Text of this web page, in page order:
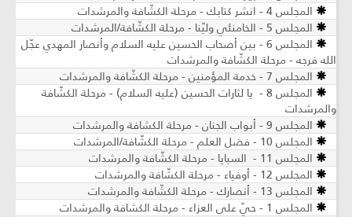
المجلس 4 - انشر كتابك - مرحلة الكشّافة والمرشدات
المجلس 5 - الخامنئي وليّنا - مرحلة الكشّافة/المرشدات
المجلس 6 - بين أصحاب الحسين عليه السلام وأنصار المهدي عجّل
الله فرجه - مرحلة الكشّافة والمرشدات
المجلس 7 - خدمة المؤمنين - مرحلة الكشّافة والمرشدات
المجلس 8 - يا لثارات الحسين (عليه السلام) - مرحلة الكشّافة
والمرشدات
المجلس 9 - أبواب الجنان - مرحلة الكشافة والمرشدات
المجلس 10 - فضل العلم - مرحلة الكشّافة/المرشدات
المجلس 11 - السبايا - مرحلة الكشّافة والمرشدات
المجلس 12 - أوفياء - مرحلة الكشّافة والمرشدات
المجلس 13 - أنصارك - مرحلة الكشّافة والمرشدات
المجلس 1 - حيّ على العزاء - مرحلة الكشافة والمرشدات